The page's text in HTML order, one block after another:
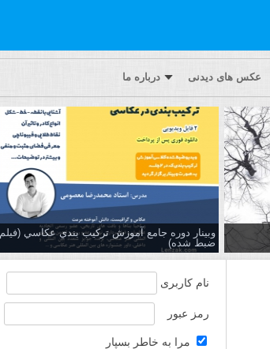
عکس های دیدنی درباره ما
وبینار دوره جامع آموزش تركيب بندي عكاسي (فیلم
ضبط شده)
نام کاربری
رمز عبور
مرا به خاطر بسپار